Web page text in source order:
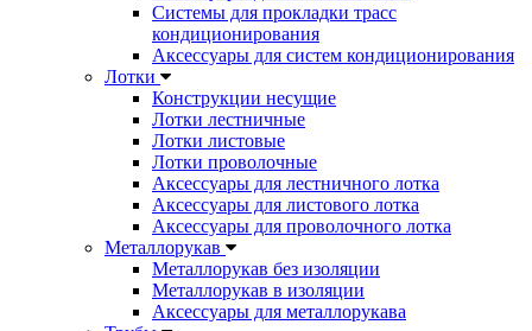
Системы для прокладки трасс
кондиционирования
Аксессуары для систем кондиционирования
Лотки
Конструкции несущие
Лотки лестничные
Лотки листовые
Лотки проволочные
Аксессуары для лестничного лотка
Аксессуары для листового лотка
Аксессуары для проволочного лотка
Металлорукав
Металлорукав без изоляции
Металлорукав в изоляции
Аксессуары для металлорукава